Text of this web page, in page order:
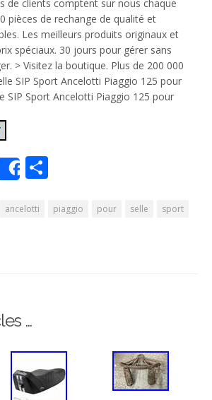
de clients comptent sur nous chaque
pièces de rechange de qualité et
Les meilleurs produits originaux et
spéciaux. 30 jours pour gérer sans
> Visitez la boutique. Plus de 200 000
SIP Sport Ancelotti Piaggio 125 pour
SIP Sport Ancelotti Piaggio 125 pour
SharePartager
ancelotti piaggio pour selle
sport
…